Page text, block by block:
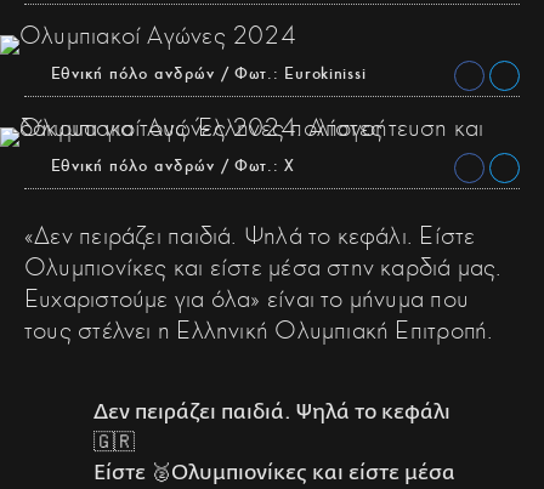
Εθνική πόλο ανδρών / Φωτ.: Eurokinissi
Εθνική πόλο ανδρών / Φωτ.: X
«Δεν πειράζει παιδιά. Ψηλά το κεφάλι. Είστε
Ολυμπιονίκες και είστε μέσα στην καρδιά μας.
Ευχαριστούμε για όλα» είναι το μήνυμα που
τους στέλνει η Ελληνική Ολυμπιακή Επιτροπή.
Δεν πειράζει παιδιά. Ψηλά το κεφάλι
🇬🇷
Είστε 🥈Ολυμπιονίκες και είστε μέσα